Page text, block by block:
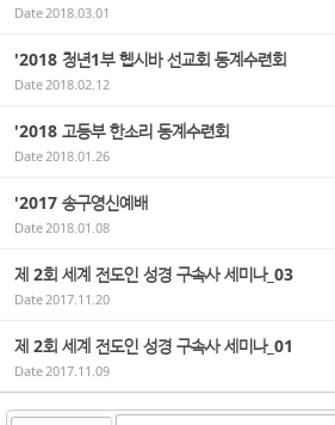
Date2018.03.01
' 2018 청년1부 헵시바 선교회 동계수련회
Date2018.02.12
'2018 고등부 한소리 동계수련회
Date2018.01.26
'2017 송구영신예배
Date2018.01.08
제 2회 세계 전도인 성경 구속사 세미나_03
Date2017.11.20
제 2회 세계 전도인 성경 구속사 세미나_01
Date2017.11.09